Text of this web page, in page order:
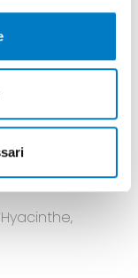
Nsw